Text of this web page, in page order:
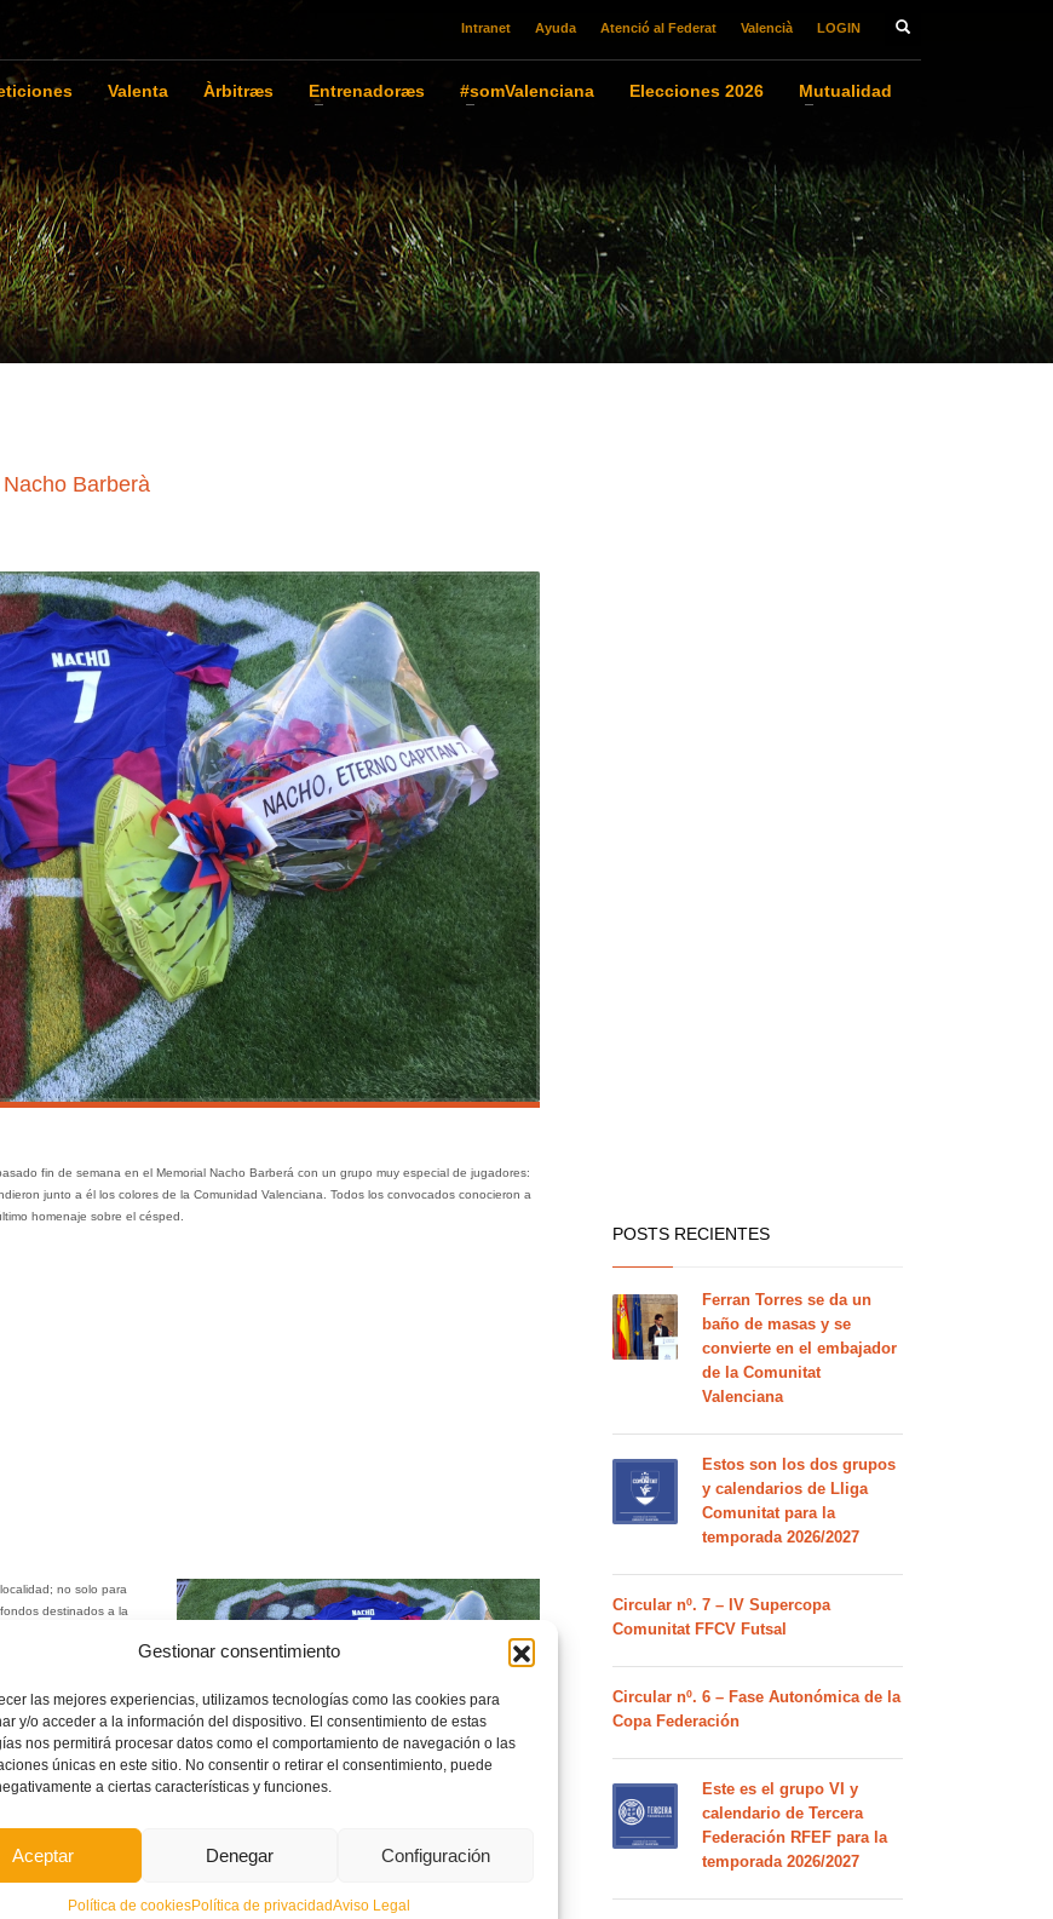
Gestionar consentimiento
las mejores experiencias, utilizamos tecnologías como las cookies para
y/o acceder a la información del dispositivo. El consentimiento de estas
nos permitirá procesar datos como el comportamiento de navegación o las
únicas en este sitio. No consentir o retirar el consentimiento, puede
a ciertas características y funciones.
Aceptar Denegar Configuración
Política de cookiesPolítica de privacidadAviso Legal
Intranet Ayuda Atenció al Federat Valencià LOGIN
Valenta Àrbitræs Entrenadoræs #somValenciana Elecciones 2026
Mutualidad
Barberà
fin de semana en el Memorial Nacho Barberá con un grupo muy especial de jugadores:
junto a él los colores de la Comunidad Valenciana. Todos los convocados conocieron a
homenaje sobre el césped.
no solo para
destinados a la
como la que el pasado
asistieron al estadio
y en el que participó esta
que se ha
y Muerte Súbita del
de las botas de los
especial y junto al
los cadetes del Valencia CF, CD SB Ontinyent, Levante UD, Villarreal CF, Atlético de
el propio Nacho, el vencedor de este emotivo torneo fue el Atlético de Madrid, club del que
compañeros. La Selección Valenciana empató (0-0) su partido contra la UD Alzira y perdió en
ante el Albacete, en el duelo por la séptima y octava plaza de un torneo en el que lo
POSTS RECIENTES
Ferran Torres se da un
baño de masas y se
convierte en el embajador
de la Comunitat
Valenciana
Estos son los dos grupos
y calendarios de Lliga
Comunitat para la
temporada 2026/2027
Circular nº. 7 – IV Supercopa
Comunitat FFCV Futsal
Circular nº. 6 – Fase Autonómica de la
Copa Federación
Este es el grupo VI y
calendario de Tercera
Federación RFEF para la
temporada 2026/2027